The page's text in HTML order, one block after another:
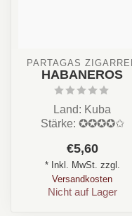
PARTAGAS
HABANEROS
Land: Kuba
Stärke: ✪✪✪✪✩
Format: Short
Longfil...
€5,60
* Inkl. MwSt. zzgl.
Versandkosten
Nicht auf Lager